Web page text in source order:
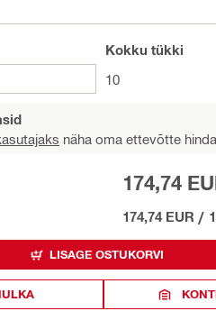
Kokku tükki
10
näha oma ettevõtte
174,74
174,74 EUR / 1
LISAGE OSTUKORVI